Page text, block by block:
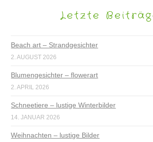
Letzte
Beach art – Strandgesichter
2. AUGUST 2026
Blumengesichter – flowerart
2. APRIL 2026
Schneetiere – lustige Winterbilder
14. JANUAR 2026
Weihnachten – lustige Bilder